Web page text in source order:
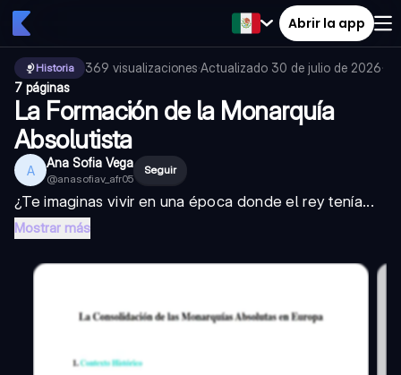
Abrir la app
Historia 369 visualizaciones·Actualizado 30 de julio de 2026·
7 páginas
La Formación de la Monarquía
Absolutista
A Ana Sofia Vega
@anasofiav_afr05
Seguir
¿Te imaginas vivir en una época donde el rey tenía...
Mostrar más